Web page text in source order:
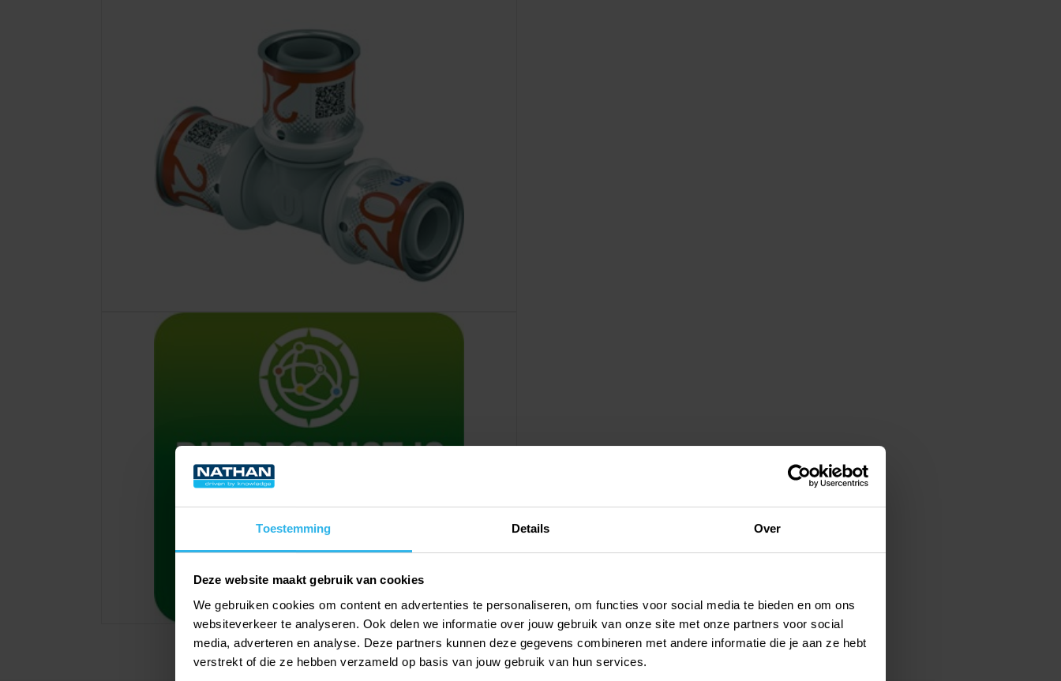
Toestemming Details Over
Deze website maakt gebruik van cookies
We gebruiken cookies om content en advertenties te personaliseren, om functies voor social media te bieden en om ons
websiteverkeer te analyseren. Ook delen we informatie over jouw gebruik van onze site met onze partners voor social
media, adverteren en analyse. Deze partners kunnen deze gegevens combineren met andere informatie die je aan ze hebt
verstrekt of die ze hebben verzameld op basis van jouw gebruik van hun services.